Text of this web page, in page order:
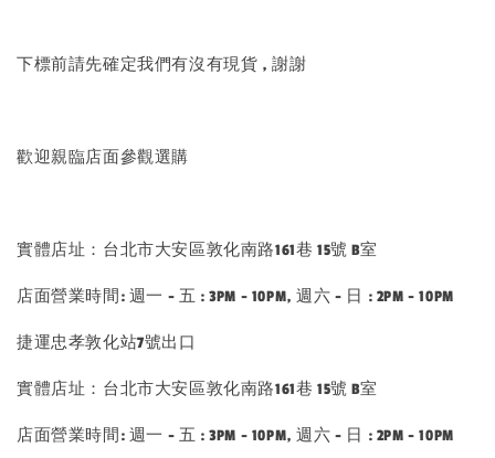
下標前請先確定我們有沒有現貨 , 謝謝
歡迎親臨店面參觀選購
實體店址：台北市大安區敦化南路161巷 15號 B室
店面營業時間: 週一 - 五 : 3PM - 10PM, 週六 - 日 : 2PM - 10PM
捷運忠孝敦化站7號出口
實體店址：台北市大安區敦化南路161巷 15號 B室
店面營業時間: 週一 - 五 : 3PM - 10PM, 週六 - 日 : 2PM - 10PM